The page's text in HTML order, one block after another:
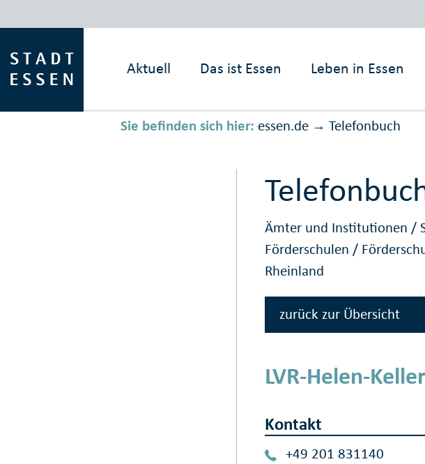
Aktuell Das ist Essen Leben in Essen
Sie befinden sich hier: essen.de → Telefonbuch
Ämter und Institutionen /
Förderschulen /
Rheinland
zurück zur Übersicht
LVR-Helen-
Kontakt
+49 201 831140